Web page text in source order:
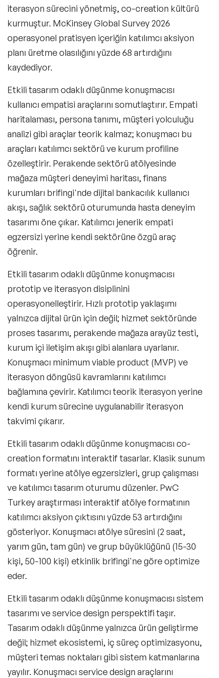
iterasyon sürecini yönetmiş, co-creation kültürü
kurmuştur. McKinsey Global Survey 2026
operasyonel pratisyen içeriğin katılımcı aksiyon
planı üretme olasılığını yüzde 68 artırdığını
kaydediyor.
Etkili tasarım odaklı düşünme konuşmacısı
kullanıcı empatisi araçlarını somutlaştırır. Empati
haritalaması, persona tanımı, müşteri yolculuğu
analizi gibi araçlar teorik kalmaz; konuşmacı bu
araçları katılımcı sektörü ve kurum profiline
özelleştirir. Perakende sektörü atölyesinde
mağaza müşteri deneyimi haritası, finans
kurumları brifingi'nde dijital bankacılık kullanıcı
akışı, sağlık sektörü oturumunda hasta deneyim
tasarımı öne çıkar. Katılımcı jenerik empati
egzersizi yerine kendi sektörüne özgü araç
öğrenir.
Etkili tasarım odaklı düşünme konuşmacısı
prototip ve iterasyon disiplinini
operasyonelleştirir. Hızlı prototip yaklaşımı
yalnızca dijital ürün için değil; hizmet sektöründe
proses tasarımı, perakende mağaza arayüz testi,
kurum içi iletişim akışı gibi alanlara uyarlanır.
Konuşmacı minimum viable product (MVP) ve
iterasyon döngüsü kavramlarını katılımcı
bağlamına çevirir. Katılımcı teorik iterasyon yerine
kendi kurum sürecine uygulanabilir iterasyon
takvimi çıkarır.
Etkili tasarım odaklı düşünme konuşmacısı co-
creation formatını interaktif tasarlar. Klasik sunum
formatı yerine atölye egzersizleri, grup çalışması
ve katılımcı tasarım oturumu düzenler. PwC
Turkey araştırması interaktif atölye formatının
katılımcı aksiyon çıktısını yüzde 53 artırdığını
gösteriyor. Konuşmacı atölye süresini (2 saat,
yarım gün, tam gün) ve grup büyüklüğünü (15-30
kişi, 50-100 kişi) etkinlik brifingi'ne göre optimize
eder.
Etkili tasarım odaklı düşünme konuşmacısı sistem
tasarımı ve service design perspektifi taşır.
Tasarım odaklı düşünme yalnızca ürün geliştirme
değil; hizmet ekosistemi, iç süreç optimizasyonu,
müşteri temas noktaları gibi sistem katmanlarına
yayılır. Konuşmacı service design araçlarını
Filtrele
Konular
Yeni Konuşmacılar
Motivasyon Konuşmacıları
Kişisel Dönüşüm Konuşmacıları
Sürdürülebilirlik Konuşmacıları